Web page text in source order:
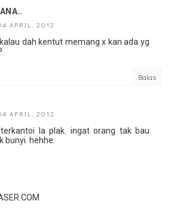
APRIL, 2012
dah kentut memang x kan ada yg
Balas
APRIL, 2012
terkantoi la plak. ingat orang tak bau
bunyi. hehhe.